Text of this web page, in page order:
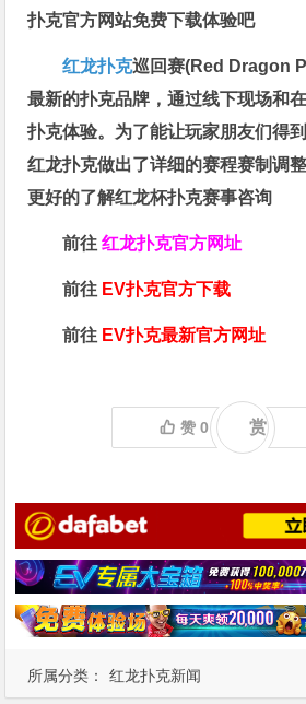
所属分类： 红龙扑克新闻
扑克官方网站免费下载体验吧
红龙扑克巡回赛​(Red Dragon
最新的扑克品牌，通过线下现场和
扑克体验。为了能让玩家朋友们得
红龙扑克做出了详细的赛程赛制调
更好的了解红龙杯扑克赛事咨询
前往红龙扑克官方网址
前往 EV扑克官方下载
前往 EV扑克最新官方网址
赞0 赏